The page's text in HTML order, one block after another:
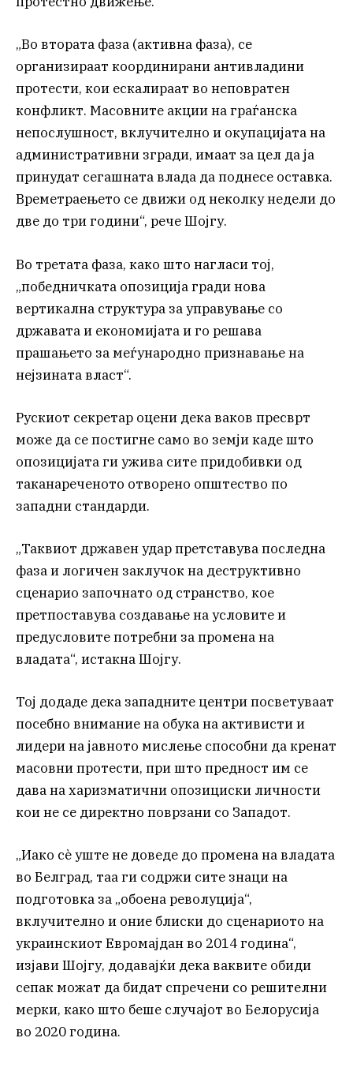
„Во втората фаза (активна фаза), се
организираат координирани антивладини
протести, кои ескалираат во неповратен
конфликт. Масовните акции на граѓанска
непослушност, вклучително и окупацијата на
административни згради, имаат за цел да ја
принудат сегашната влада да поднесе оставка.
Времетраењето се движи од неколку недели до
две до три години“, рече Шојгу.
Во третата фаза, како што нагласи тој,
„победничката опозиција гради нова
вертикална структура за управување со
државата и економијата и го решава
прашањето за меѓународно признавање на
нејзината власт“.
Рускиот секретар оцени дека ваков пресврт
може да се постигне само во земји каде што
опозицијата ги ужива сите придобивки од
таканареченото отворено општество по
западни стандарди.
„Таквиот државен удар претставува последна
фаза и логичен заклучок на деструктивно
сценарио започнато од странство, кое
претпоставува создавање на условите и
предусловите потребни за промена на
владата“, истакна Шојгу.
Тој додаде дека западните центри посветуваат
посебно внимание на обука на активисти и
лидери на јавното мислење способни да кренат
масовни протести, при што предност им се
дава на харизматични опозициски личности
кои не се директно поврзани со Западот.
„Иако сè уште не доведе до промена на владата
во Белград, таа ги содржи сите знаци на
подготовка за „обоена револуција“,
вклучително и оние блиски до сценариото на
украинскиот Евромајдан во 2014 година“,
изјави Шојгу, додавајќи дека ваквите обиди
сепак можат да бидат спречени со решителни
мерки, како што беше случајот во Белорусија
во 2020 година.